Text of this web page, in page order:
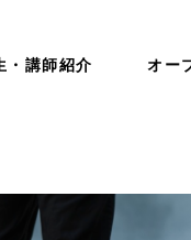
・講師紹介 オー